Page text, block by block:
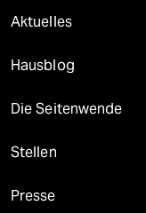
Aktuelles
Hausblog
Die Seitenwende
Stellen
Presse